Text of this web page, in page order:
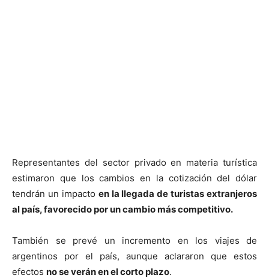
Representantes del sector privado en materia turística
estimaron que los cambios en la cotización del dólar
tendrán un impacto en la llegada de turistas extranjeros
al país, favorecido por un cambio más competitivo.
También se prevé un incremento en los viajes de
argentinos por el país, aunque aclararon que estos
efectos no se verán en el corto plazo.